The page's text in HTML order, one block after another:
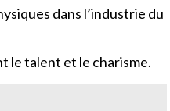
dans l’industrie du
le talent et le charisme.